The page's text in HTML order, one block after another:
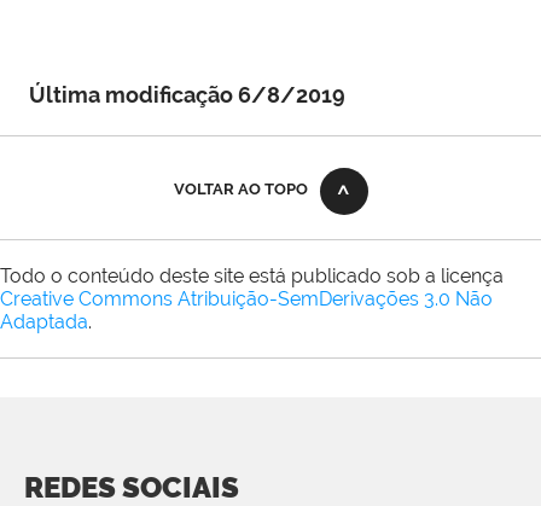
Última modificação 6/8/2019
VOLTAR AO TOPO
Todo o conteúdo deste site está publicado sob a licença
Creative Commons Atribuição-SemDerivações 3.0 Não
Adaptada.
REDES SOCIAIS